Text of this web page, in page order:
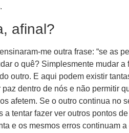
afinal?
me outra frase: “se as
o quê? Simplesmente mudar
do outro. E aqui podem existir
dentro de nós e não permitir
afetem. Se o outro continua no
a tentar fazer ver outros pontos
e os mesmos erros continuam a